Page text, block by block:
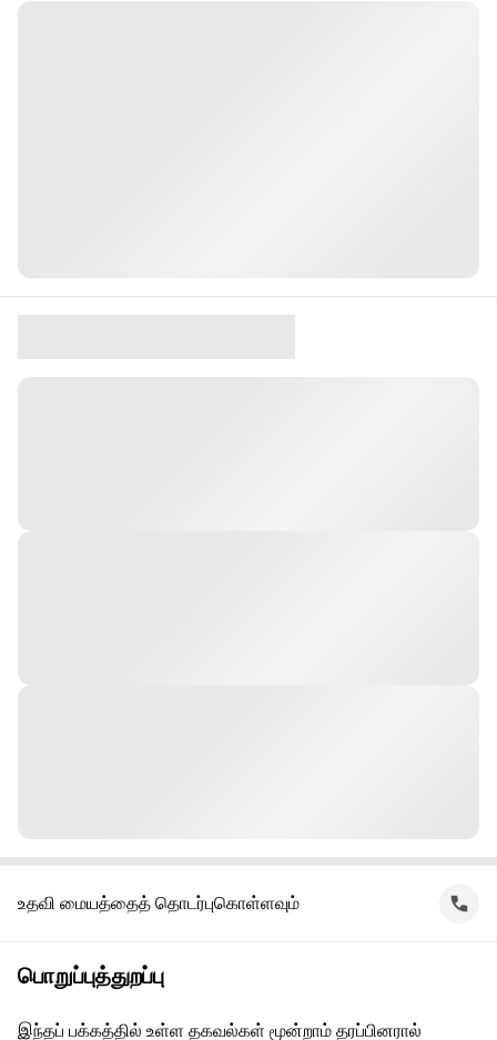
உதவி மையத்தைத் தொடர்புகொள்ளவும்
பொறுப்புத்துறப்பு
இந்தப் பக்கத்தில் உள்ள தகவல்கள் மூன்றாம் தரப்பினரால்